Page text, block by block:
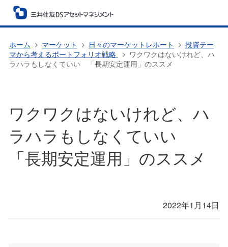
ホーム マーケット 日々のマーケットレポート
投資テー
マから考えるポートフォリオ戦略
ワクワクはないけれど、ハ
ラハラもしなくていい 「長期安定運用」のススメ
ワクワクはないけれど、ハ
ラハラもしなくていい
「長期安定運用」のススメ
2022年1月14日